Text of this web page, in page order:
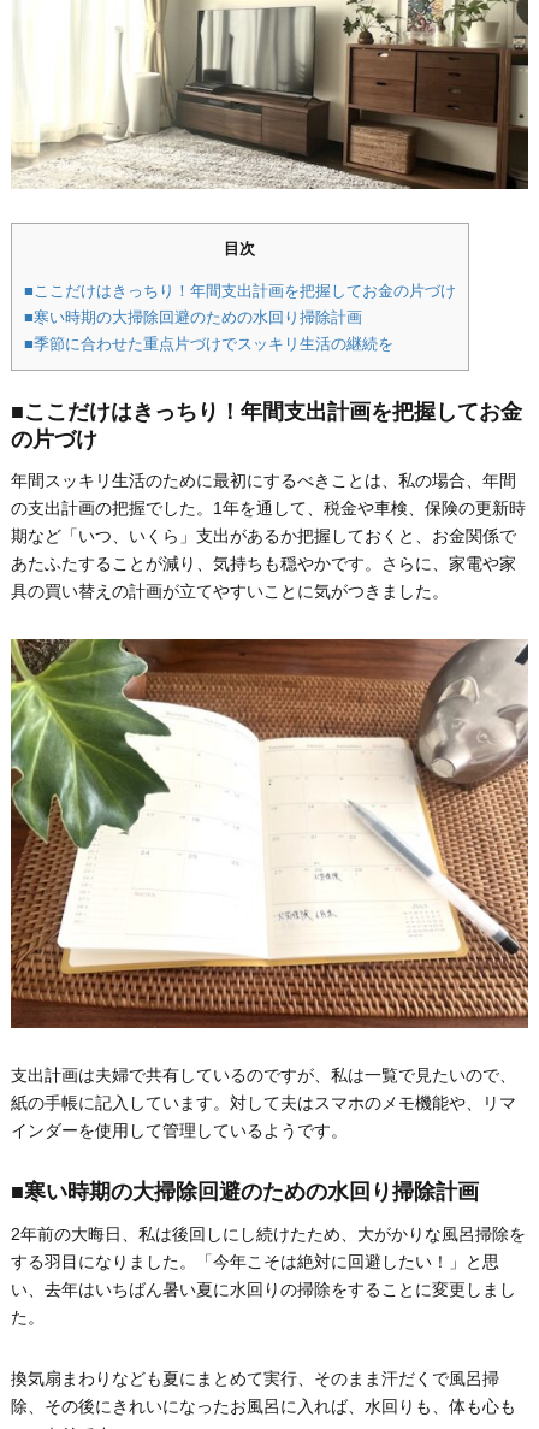
目次
■ここだけはきっちり！年間支出計画を把握してお金の片づけ
■寒い時期の大掃除回避のための水回り掃除計画
■季節に合わせた重点片づけでスッキリ生活の継続を
■ここだけはきっちり！年間支出計画を把握してお金
の片づけ
年間スッキリ生活のために最初にするべきことは、私の場合、年間
の支出計画の把握でした。1年を通して、税金や車検、保険の更新時
期など「いつ、いくら」支出があるか把握しておくと、お金関係で
あたふたすることが減り、気持ちも穏やかです。さらに、家電や家
具の買い替えの計画が立てやすいことに気がつきました。
支出計画は夫婦で共有しているのですが、私は一覧で見たいので、
紙の手帳に記入しています。対して夫はスマホのメモ機能や、リマ
インダーを使用して管理しているようです。
■寒い時期の大掃除回避のための水回り掃除計画
2年前の大晦日、私は後回しにし続けたため、大がかりな風呂掃除を
する羽目になりました。「今年こそは絶対に回避したい！」と思
い、去年はいちばん暑い夏に水回りの掃除をすることに変更しまし
た。
換気扇まわりなども夏にまとめて実行、そのまま汗だくで風呂掃
除、その後にきれいになったお風呂に入れば、水回りも、体も心も